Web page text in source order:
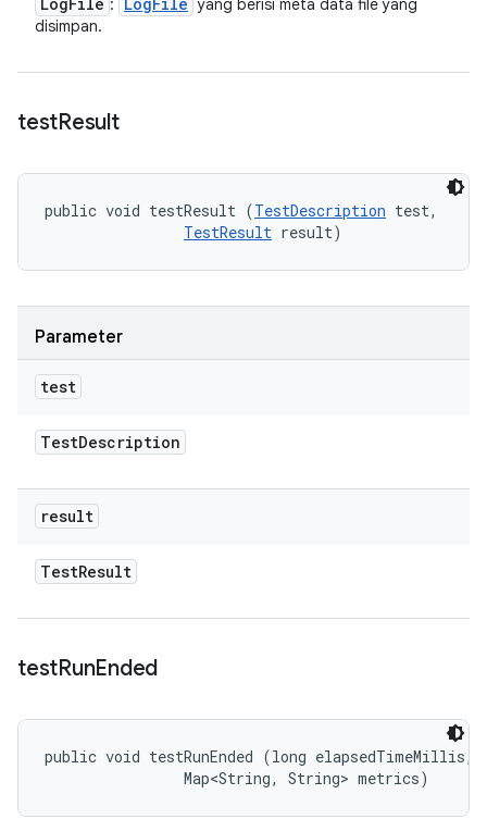
:
yang berisi meta data file yang
disimpan.
testResult
public void testResult (TestDescription test,
TestResult result)
Parameter
test
TestDescription
result
TestResult
testRunEnded
public void testRunEnded (long elapsedTimeMillis,
                Map<String, String> metrics)